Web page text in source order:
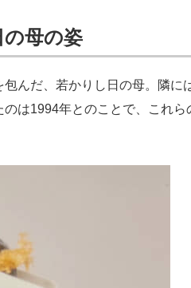
母の姿
んだ、若かりし日の母。隣に
は1994年とのことで、これら